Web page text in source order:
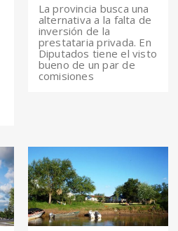
La provincia busca una
alternativa a la falta de
inversión de la
prestataria privada. En
Diputados tiene el visto
bueno de un par de
comisiones